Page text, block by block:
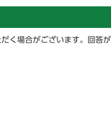
く場合がございます。回答